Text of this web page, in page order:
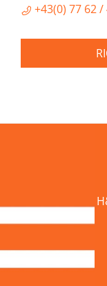
+43(0) 77 62